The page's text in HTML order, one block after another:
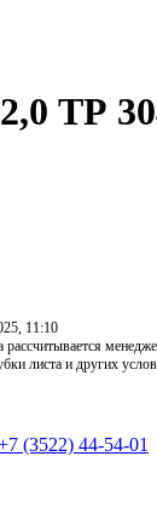
ТР
11:10
рассчитывается
листа и других
(3522) 44-54-01